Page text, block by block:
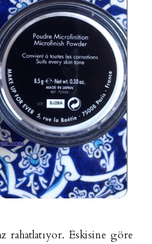
rahatlatıyor. Eskisine göre